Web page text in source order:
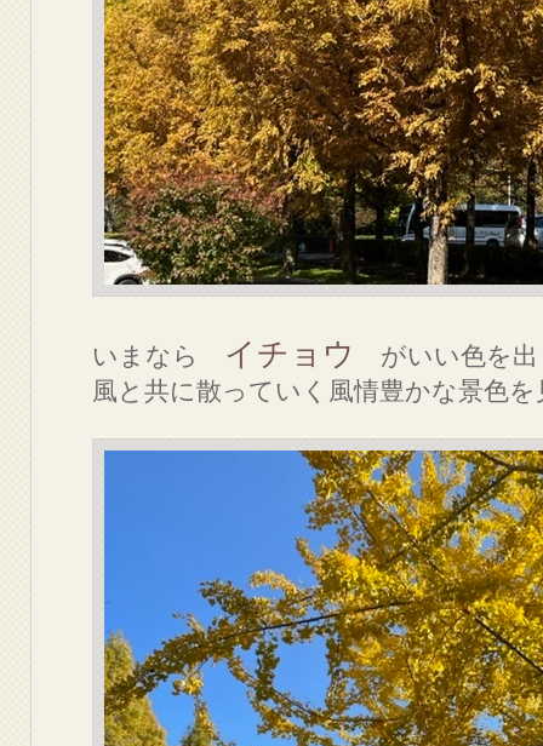
いまなら イチョウ
がいい色を出
風と共に散っていく風情豊かな景色